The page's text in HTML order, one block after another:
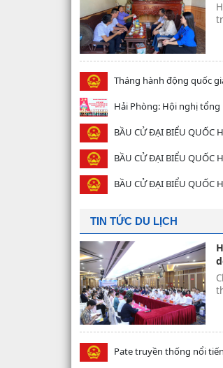
Tháng hành động quốc
Hải Phòng: Hội nghị tổng
BẦU CỬ ĐẠI BIỂU QUỐC
BẦU CỬ ĐẠI BIỂU QUỐC
BẦU CỬ ĐẠI BIỂU QUỐC
TIN TỨC DU LỊCH
Pate truyền thống nổi